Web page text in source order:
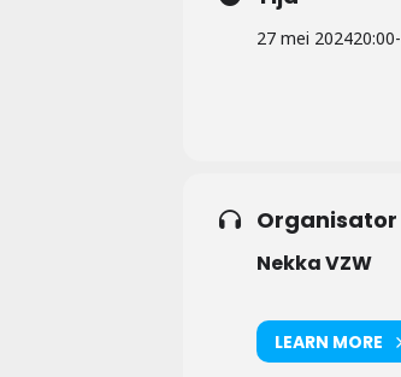
27 mei 202420:00-
Organisator
Nekka VZW
LEARN MORE